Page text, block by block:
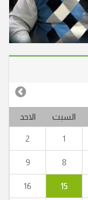
السبت الاحد
1
2
8
9
15
16